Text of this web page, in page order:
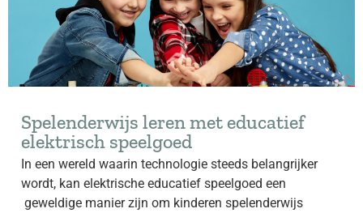
Spelenderwijs leren met educatief
elektrisch speelgoed
In een wereld waarin technologie steeds belangrijker
wordt, kan elektrische educatief speelgoed een
geweldige manier zijn om kinderen spelenderwijs